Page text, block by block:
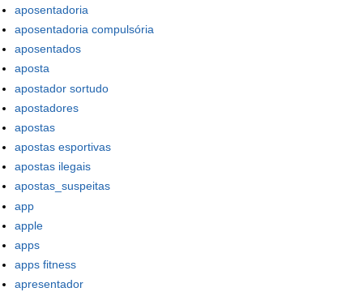
aposentadoria
aposentadoria compulsória
aposentados
aposta
apostador sortudo
apostadores
apostas
apostas esportivas
apostas ilegais
apostas_suspeitas
app
apple
apps
apps fitness
apresentador